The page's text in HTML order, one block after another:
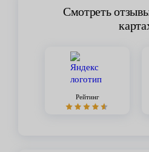
Смотреть
Рейтинг